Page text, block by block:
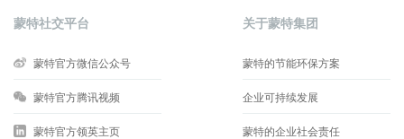
蒙特社交平台
蒙特官方微信公众号
蒙特官方腾讯视频
蒙特官方领英主页
关于蒙特集团
蒙特的节能环保方案
企业可持续发展
蒙特的企业社会责任